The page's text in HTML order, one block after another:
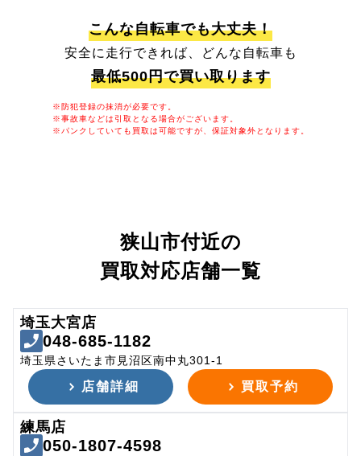
こんな自転車でも大丈夫！
安全に走行できれば、どんな自転車も
最低500円で買い取ります
※防犯登録の抹消が必要です。
※事故車などは引取となる場合がございます。
※パンクしていても買取は可能ですが、保証対象外となります。
狭山市付近の
買取対応店舗一覧
埼玉大宮店
048-685-1182
埼玉県さいたま市見沼区南中丸301-1
店舗詳細 買取予約
練馬店
050-1807-4598